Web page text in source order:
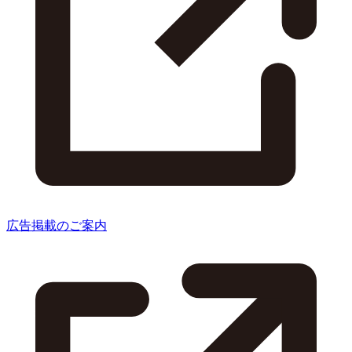
広告掲載のご案内